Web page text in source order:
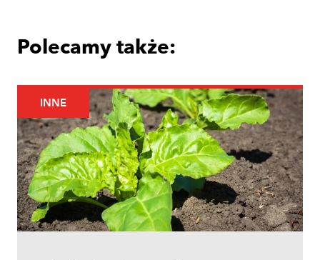
Uprawy polowe
Łokaś garbatek – jak rozpoznać
szkodnika i ograniczyć szkody w
Polecamy także:
INNE